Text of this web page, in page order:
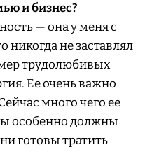
и бизнес?
— она у меня с
никогда не заставлял
трудолюбивых
Ее очень важно
много чего ее
особенно должны
готовы тратить